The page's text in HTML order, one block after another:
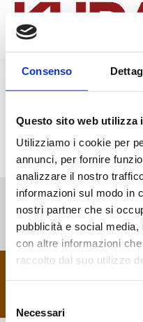
Consenso
Questo sito web utilizza
Utilizziamo i cookie per
annunci, per fornire
analizzare il nostro
informazioni sul modo in
nostri partner che si
pubblicità e social
con altre informazioni
raccolto dal suo utilizzo
delNecessari
Copyright 2024 - Kuda